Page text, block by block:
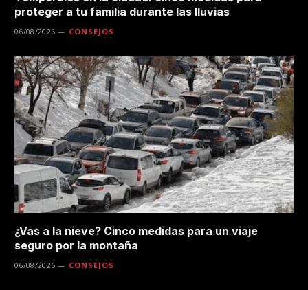
proteger a tu familia durante las lluvias
06/08/2026 CONSEJOS
¿Vas a la nieve? Cinco medidas para un viaje
seguro por la montaña
06/08/2026 CONSEJOS